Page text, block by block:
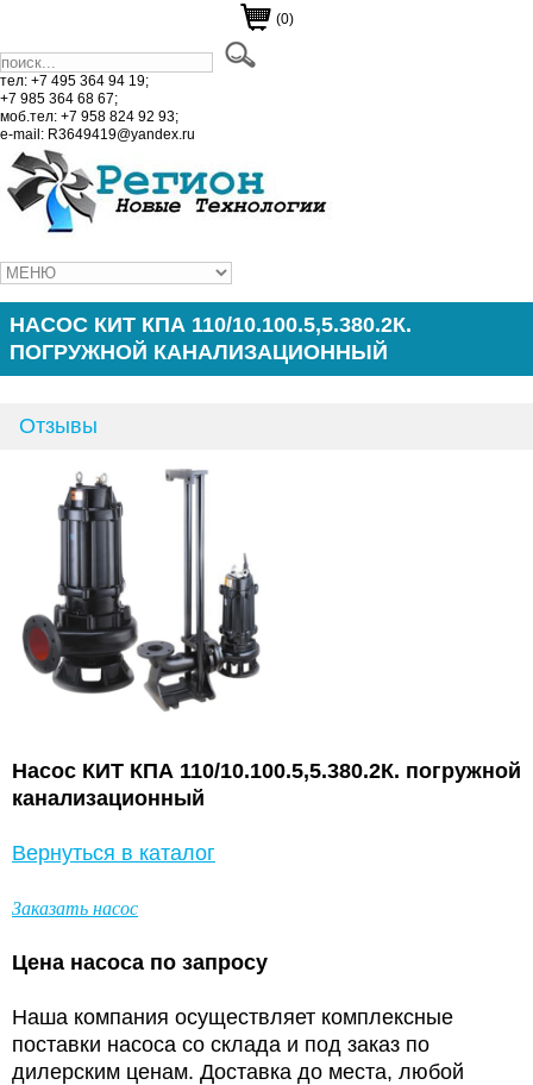
(0)
тел: +7 495 364 94 19;
+7 985 364 68 67;
моб.тел: +7 958 824 92 93;
e-mail: R3649419@yandex.ru
НАСОС КИТ КПА 110/10.100.5,5.380.2К.
ПОГРУЖНОЙ КАНАЛИЗАЦИОННЫЙ
Отзывы
Насос КИТ КПА 110/10.100.5,5.380.2К. погружной
канализационный
Вернуться в каталог
Заказать насос
Цена насоса по запросу
Наша компания осуществляет комплексные
поставки насоса со склада и под заказ по
дилерским ценам. Доставка до места, любой